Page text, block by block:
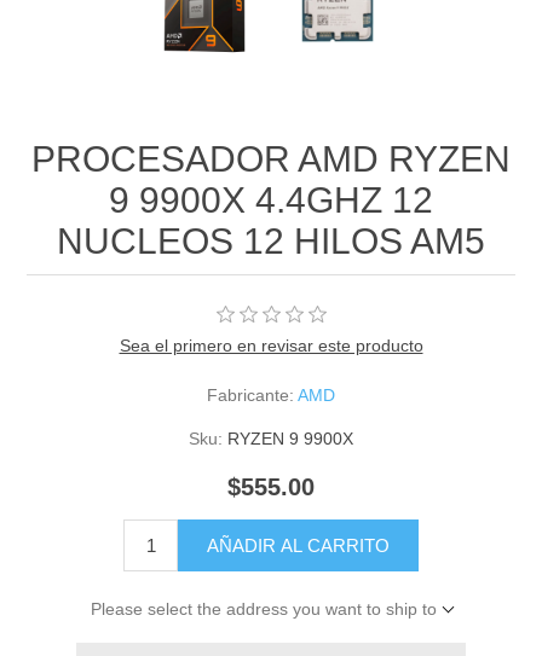
PROCESADOR AMD RYZEN
9 9900X 4.4GHZ 12
NUCLEOS 12 HILOS AM5
Sea el primero en revisar este producto
Fabricante: AMD
Sku: RYZEN 9 9900X
$555.00
AÑADIR AL CARRITO
Please select the address you want to ship to